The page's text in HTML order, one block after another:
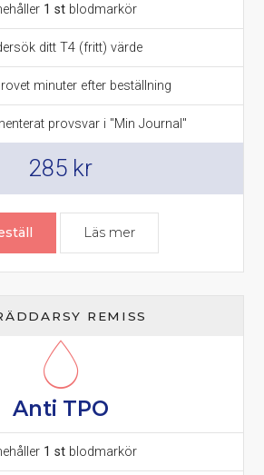
1 stblodmarkör
ditt T4 (fritt) värde
minuter efter beställning
provsvar i "Min Journal"
285 kr
Läs merom T4 (fritt) prov –
REMISS
Anti TPO
1 stblodmarkör